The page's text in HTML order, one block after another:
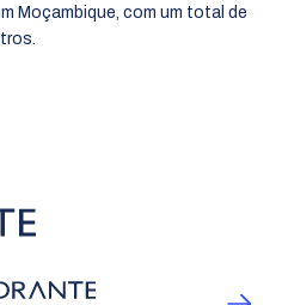
Moçambique, com um total de